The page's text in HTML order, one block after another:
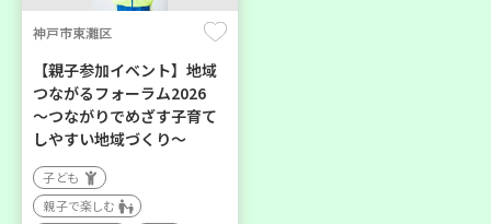
神戸市東灘区
【親子参加イベント】地域
つながるフォーラム2026
～つながりでめざす子育て
しやすい地域づくり～
子ども
親子で楽しむ